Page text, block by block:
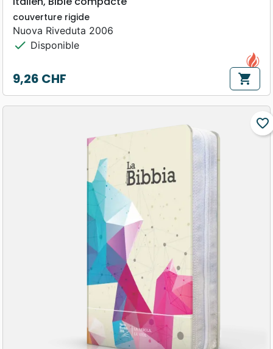
couverture rigide
Nuova Riveduta 2006
check Disponible
Prix
9,26 CHF shopping_cart
favorite_border